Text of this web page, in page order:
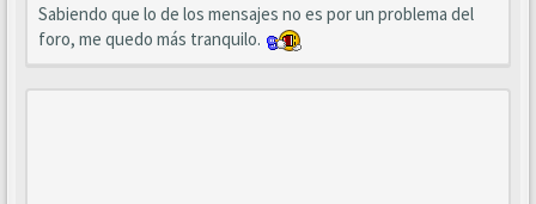
Sabiendo que lo de los mensajes no es por un problema del
foro, me quedo más tranquilo.